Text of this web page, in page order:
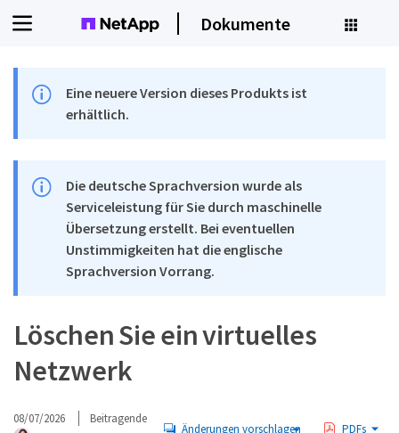
Dokumente
Eine neuere Version dieses Produkts ist
erhältlich.
Die deutsche Sprachversion wurde als
Serviceleistung für Sie durch maschinelle
Übersetzung erstellt. Bei eventuellen
Unstimmigkeiten hat die englische
Sprachversion Vorrang.
Löschen Sie ein virtuelles
Netzwerk
08/07/2026 Beitragende
Änderungen vorschlagen PDFs